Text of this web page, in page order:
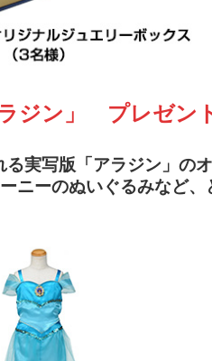
ジン」 プレゼン
る実写版「アラジン」の
ニーのぬいぐるみなど